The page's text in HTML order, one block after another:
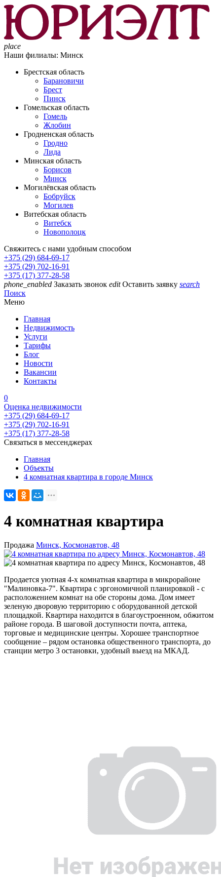
place
Наши филиалы: Минск
Брестская область
Барановичи
Брест
Пинск
Гомельская область
Гомель
Жлобин
Гродненская область
Гродно
Лида
Минская область
Борисов
Минск
Могилёвская область
Бобруйск
Могилев
Витебская область
Витебск
Новополоцк
Свяжитесь с нами удобным способом
+375 (29) 684-69-17
+375 (29) 702-16-91
+375 (17) 377-28-58
phone_enabled Заказать звонок edit Оставить заявку search
Поиск
Меню
Главная
Недвижимость
Услуги
Тарифы
Блог
Новости
Вакансии
Контакты
0
Оценка недвижимости
+375 (29) 684-69-17
+375 (29) 702-16-91
+375 (17) 377-28-58
Связаться в мессенджерах
Главная
Объекты
4 комнатная квартира в городе Минск
4 комнатная квартира
Продажа Минск, Космонавтов, 48
Продается уютная 4-х комнатная квартира в микрорайоне
"Малиновка-7". Квартира с эргономичной планировкой - с
расположением комнат на обе стороны дома. Дом имеет
зеленую дворовую территорию с оборудованной детской
площадкой. Квартира находится в благоустроенном, обжитом
районе города. В шаговой доступности почта, аптека,
торговые и медицинские центры. Хорошее транспортное
сообщение – рядом остановка общественного транспорта, до
станции метро 3 остановки, удобный выезд на МКАД.